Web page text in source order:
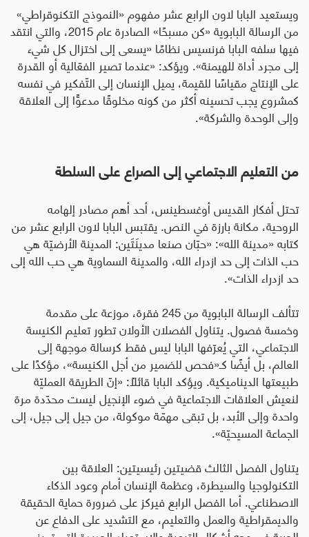
ويستعيد البابا لاون الرابع عشر مفهوم «النموذج التكنوقراطي»
من الرسالة البابوية «كن مسبحًا» الصادرة عام 2015، والتي انتقد
فيها سلفه البابا فرنسيس نظامًا «يسعى إلى اختزال كل شيء
إلى مجرد أداة للهيمنة». ويؤكد: «عندما تصير الفعّالية أو القدرة
على الإنتاج مقياسًا للقيمة، يميل الإنسان إلى التّفكير في نفسه
كمشروع يجب تحسينه أكثر من كونه مخلوقًا مدعوًّا إلى العلاقة
وإلى الوحدة والشركة».
من التعليم الاجتماعي إلى الصراع على السلطة
تحتل أفكار القديس أوغسطينس، أحد أهم مصادر إلهامه
الروحية، مكانة بارزة في النص. يقتبس البابا لاون الرابع عشر من
كتابه «مدينة الله»: «حبّان صنعا مدينَتَين: المدينة الأرضيّة هي
حب الذات إلى حد ازدراء الله، والمدينة السماوية هي حب الله إلى
حد ازدراء الذات».
تتألف الرسالة البابوية من 245 فقرة، موزعة على مقدمة
وخمسة فصول. يتناول الفصلان الأولان تطور تعليم الكنيسة
الاجتماعي، التي يُعرّفها البابا ليس فقط كرسالة موجهة إلى
العالم، بل أيضًا كـ«فحص للضمير من أجل الكنيسة»، مؤكدًا على
طبيعتها الديناميكية. ويؤكد البابا قائلًا: «إنّ الطريقة العمليّة
لنعيش العلاقات الاجتماعية في ضوء الإنجيل ليست محدّدة مرة
واحدة وإلى الأبد، بل تبقى مهمّة موكولة، من جيل إلى جيل، إلى
الجماعة المسيحيّة».
يتناول الفصل الثالث قضيتين رئيسيتين: العلاقة بين
التكنولوجيا والسيطرة، وعظمة الإنسان أمام وعود الذكاء
الاصطناعي. أما الفصل الرابع فيركز على ضرورة حماية الحقيقة
والديمقراطية والعمل والتعليم، مع التشديد على الدفاع عن